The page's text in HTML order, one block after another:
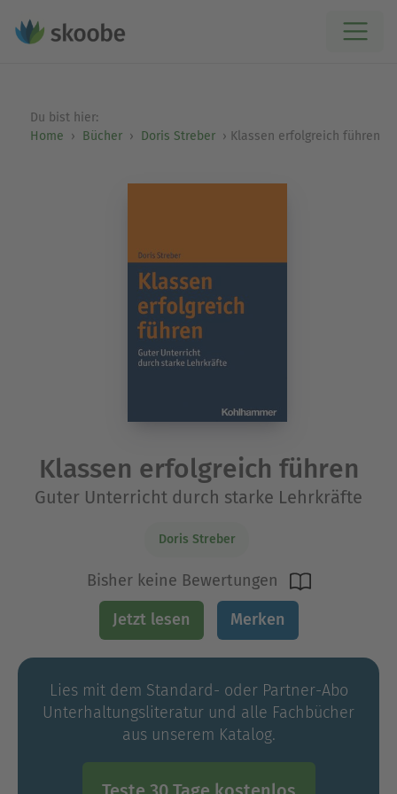
Du bist hier:
Home
Bücher Doris Streber Klassen erfolgreich führen
Klassen erfolgreich führen
Guter Unterricht durch starke Lehrkräfte
Doris Streber
Bisher keine Bewertungen
Jetzt lesen Merken
Lies mit dem Standard- oder Partner-Abo
Unterhaltungs­literatur und alle Fachbücher
aus unserem Katalog.